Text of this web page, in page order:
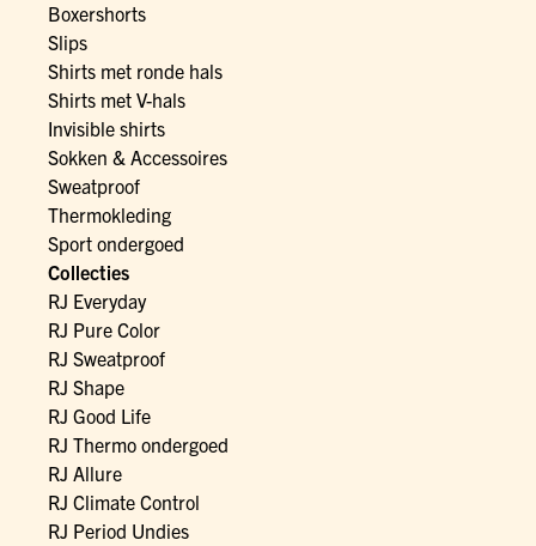
Boxershorts
Slips
Shirts met ronde hals
Shirts met V-hals
Invisible shirts
Sokken & Accessoires
Sweatproof
Thermokleding
Sport ondergoed
Collecties
RJ Everyday
RJ Pure Color
RJ Sweatproof
RJ Shape
RJ Good Life
RJ Thermo ondergoed
RJ Allure
RJ Climate Control
RJ Period Undies